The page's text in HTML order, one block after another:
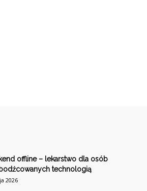
offline – lekarstwo dla osób
technologią
2026